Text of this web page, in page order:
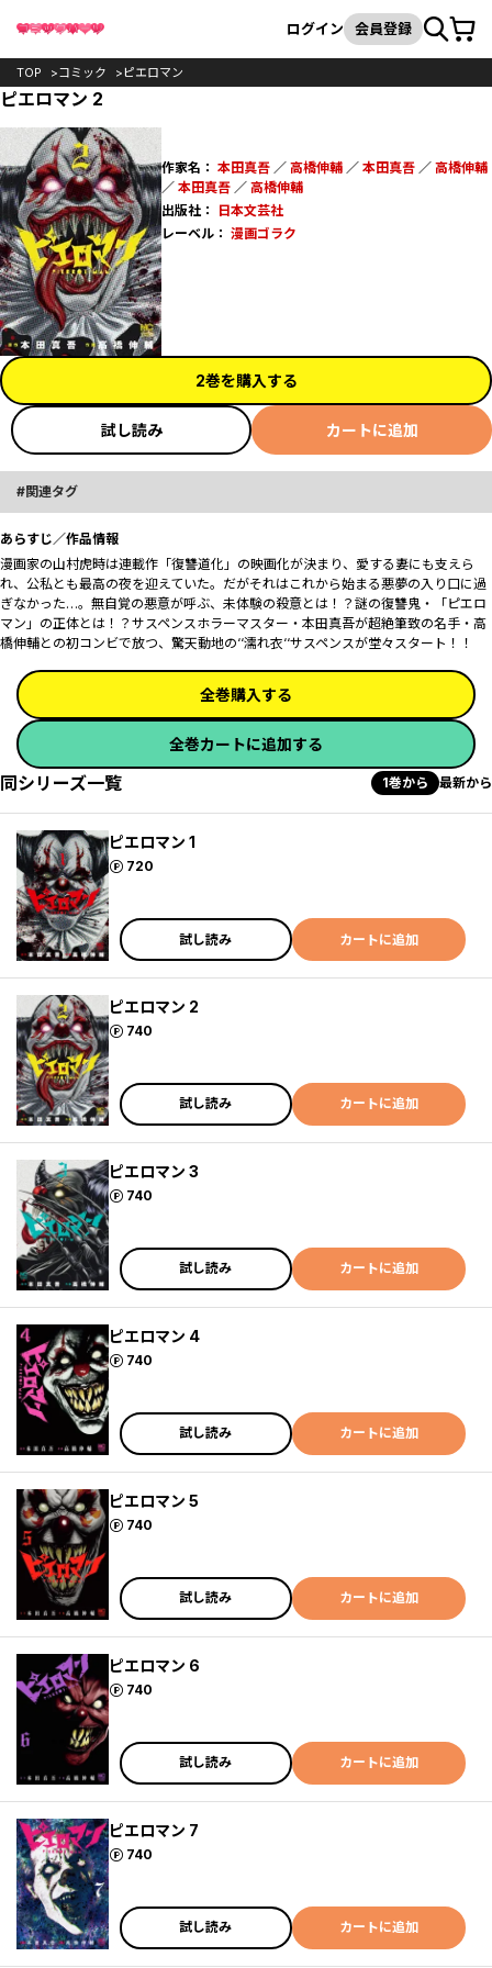
検索
ログイン 会員登録カート
TOP コミック ピエロマン
ピエロマン 2
作家名： 本田真吾／ 高橋伸輔／ 本田真吾／ 高橋伸輔
／ 本田真吾／ 高橋伸輔
出版社：
日本文芸社
レーベル： 漫画ゴラク
2巻を購入する
試し読み カートに追加
関連タグ
あらすじ／作品情報
漫画家の山村虎時は連載作「復讐道化」の映画化が決まり、愛する妻にも支えら
れ、公私とも最高の夜を迎えていた。だがそれはこれから始まる悪夢の入り口に過
ぎなかった…。無自覚の悪意が呼ぶ、未体験の殺意とは！？謎の復讐鬼・「ピエロ
マン」の正体とは！？サスペンスホラーマスター・本田真吾が超絶筆致の名手・高
橋伸輔との初コンビで放つ、驚天動地の‘‘濡れ衣‘‘サスペンスが堂々スタート！！
全巻購入する
全巻カートに追加する
同シリーズ一覧 1巻から 最新から
ピエロマン 1
720
ポイント
試し読み カートに追加
ピエロマン 2
740
ポイント
試し読み カートに追加
ピエロマン 3
740
ポイント
試し読み カートに追加
ピエロマン 4
740
ポイント
試し読み カートに追加
ピエロマン 5
740
ポイント
試し読み カートに追加
ピエロマン 6
740
ポイント
試し読み カートに追加
ピエロマン 7
740
ポイント
試し読み カートに追加